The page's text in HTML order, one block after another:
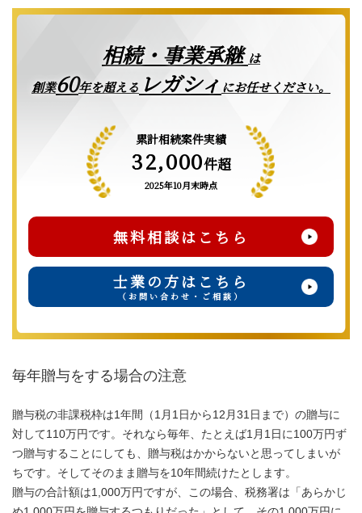
相続・事業承継は
創業60年を超える レガシィ にお任せください。
累計相続案件実績
32,000件超
2025年10月末時点
無料相談はこちら
士業の方はこちら
（お問い合わせ・ご相談）
毎年贈与をする場合の注意
贈与税の非課税枠は1年間（1月1日から12月31日まで）の贈与に
対して110万円です。それなら毎年、たとえば1月1日に100万円ず
つ贈与することにしても、贈与税はかからないと思ってしまいが
ちです。そしてそのまま贈与を10年間続けたとします。
贈与の合計額は1,000万円ですが、この場合、税務署は「あらかじ